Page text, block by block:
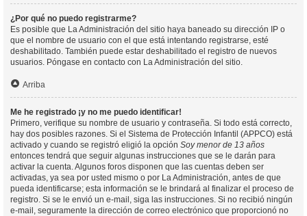
¿Por qué no puedo registrarme?
Es posible que La Administración del sitio haya baneado su dirección IP o
que el nombre de usuario con el que está intentando registrarse, esté
deshabilitado. También puede estar deshabilitado el registro de nuevos
usuarios. Póngase en contacto con La Administración del sitio.
Arriba
Me he registrado ¡y no me puedo identificar!
Primero, verifique su nombre de usuario y contraseña. Si todo está correcto,
hay dos posibles razones. Si el Sistema de Protección Infantil (APPCO) está
activado y cuando se registró eligió la opción Soy menor de 13 años
entonces tendrá que seguir algunas instrucciones que se le darán para
activar la cuenta. Algunos foros disponen que las cuentas deben ser
activadas, ya sea por usted mismo o por La Administración, antes de que
pueda identificarse; esta información se le brindará al finalizar el proceso de
registro. Si se le envió un e-mail, siga las instrucciones. Si no recibió ningún
e-mail, seguramente la dirección de correo electrónico que proporcionó no